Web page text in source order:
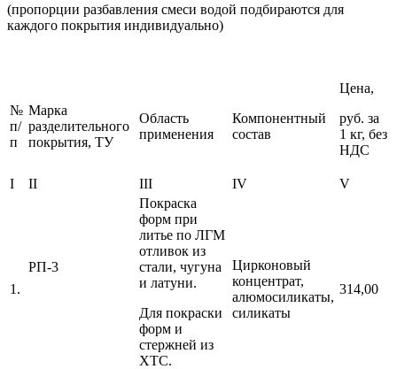
(пропорции разбавления смеси водой подбираются для
каждого покрытия индивидуально)
№
п/
п
Марка
разделительного
покрытия, ТУ
Область
применения
Компонентный
состав
Цена,
руб. за
1 кг, без
НДС
I II III IV V
1.
РП-3
Покраска
форм при
литье по ЛГМ
отливок из
стали, чугуна
и латуни.
Для покраски
форм и
стержней из
ХТС.
Цирконовый
концентрат,
алюмосиликаты,
силикаты
314,00